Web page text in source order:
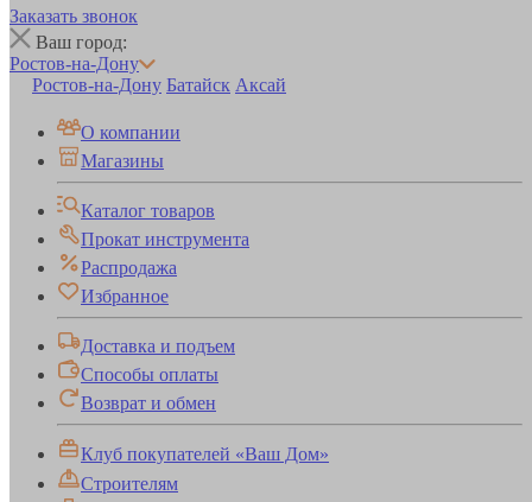
Заказать звонок
Ваш город:
Ростов-на-Дону
Ростов-на-Дону Батайск Аксай
О компании
Магазины
Каталог товаров
Прокат инструмента
Распродажа
Избранное
Доставка и подъем
Способы оплаты
Возврат и обмен
Клуб покупателей «Ваш Дом»
Строителям